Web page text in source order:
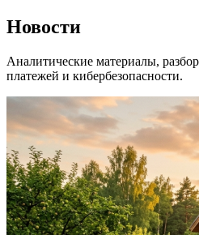
Новости
Аналитические материалы,
платежей и кибербезопасности.